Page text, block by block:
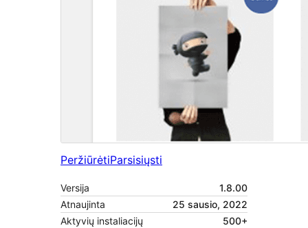
PeržiūrėtiParsisiųsti
Versija
1.8.00
Atnaujinta
25 sausio, 2022
Aktyvių instaliacijų
500+